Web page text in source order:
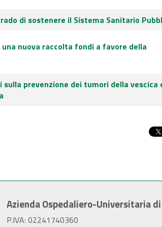
di sostenere il Sistema Sanitario
nuova raccolta fondi a favore della
sulla prevenzione dei tumori della vescica
Azienda Ospedaliero-Universitaria
P.IVA: 02241740360